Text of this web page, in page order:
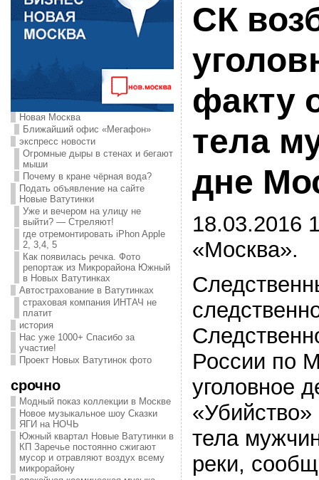
Новая Москва
Ближайший офис «Мегафон»
экспресс новости
Огромные дыры в стенах и бегают
мыши
Почему в кране чёрная вода?
Подать объявление на сайте
Новые Ватутинки
Уже и вечером на улицу не
выйти? — Стреляют!
где отремонтировать iPhon Apple
2, 3,4, 5
Как появилась речка. Фото
репортаж из Микрорайона Южный
в Новых Ватутинках
Автострахование в Ватутинках
страховая компания ИНТАЧ не
платит
история
Нас уже 1000+ Спасибо за
участие!
Проект Новых Ватутинок фото
срочно
Модный показ коллекции в Москве
Новое музыкальное шоу Сказки
ЯГИ на НОЧЬ
Южный квартал Новые Ватутинки в
КП Заречье постоянно сжигают
мусор и отравляют воздух всему
микрорайону
СК
факту
тела
дне
18.03.2016
«Москва».
России по
уголовное
тела
реки,